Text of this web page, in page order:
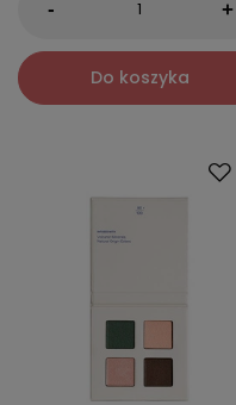
- +
Do koszyka